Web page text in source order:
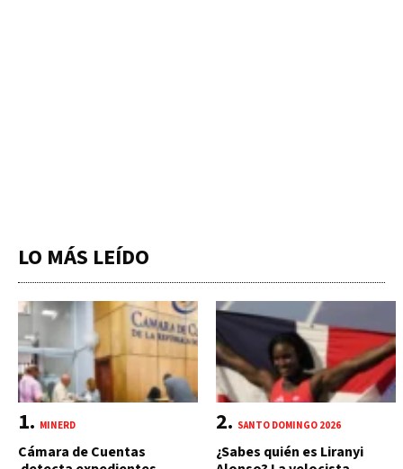
LO MÁS LEÍDO
MINERD
Cámara de Cuentas
SANTO DOMINGO 2026
¿Sabes quién es Liranyi